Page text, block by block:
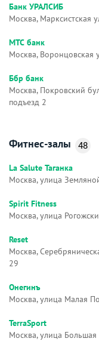
Банк УРАЛСИБ
Москва, Марксистская
МТС банк
Москва, Воронцовская
Ббр банк
Москва, Покровский
подъезд 2
Фитнес-залы 48
La Salute Таганка
Москва, улица
Spirit Fitness
Москва, улица
Reset
Москва,
29
Онегинъ
Москва, улица Малая
TerraSport
Москва, улица